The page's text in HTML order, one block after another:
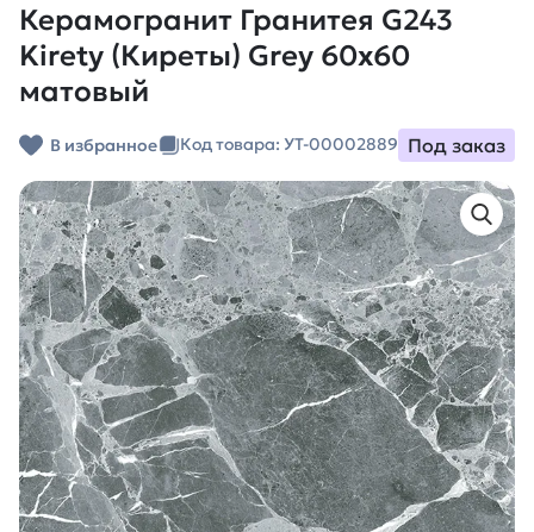
Керамогранит Гранитея G243
Kirety (Киреты) Grey 60х60
матовый
В избранное Код товара: УТ-00002889 Под заказ